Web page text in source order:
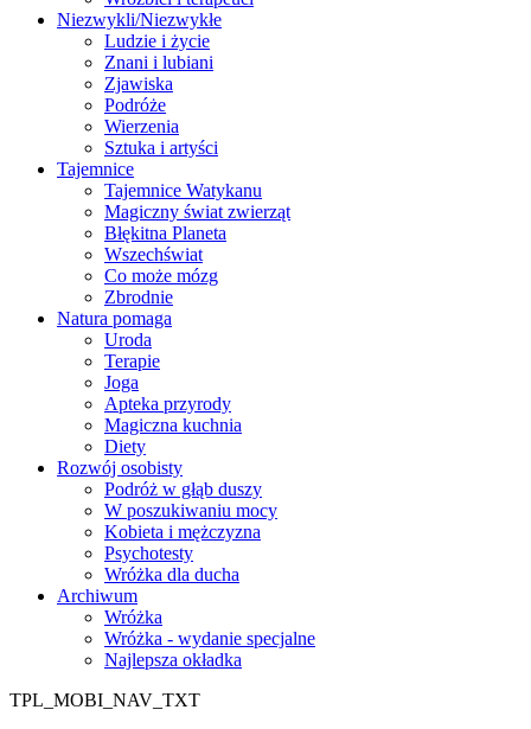
Niezwykli/Niezwykłe
Ludzie i życie
Znani i lubiani
Zjawiska
Podróże
Wierzenia
Sztuka i artyści
Tajemnice
Tajemnice Watykanu
Magiczny świat zwierząt
Błękitna Planeta
Wszechświat
Co może mózg
Zbrodnie
Natura pomaga
Uroda
Terapie
Joga
Apteka przyrody
Magiczna kuchnia
Diety
Rozwój osobisty
Podróż w głąb duszy
W poszukiwaniu mocy
Kobieta i mężczyzna
Psychotesty
Wróżka dla ducha
Archiwum
Wróżka
Wróżka - wydanie specjalne
Najlepsza okładka
TPL_MOBI_NAV_TXT